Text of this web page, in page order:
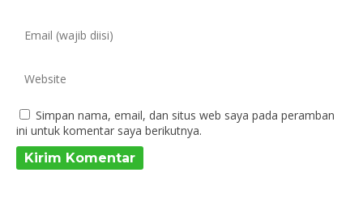
Simpan nama, email, dan situs web saya pada peramban
ini untuk komentar saya berikutnya.